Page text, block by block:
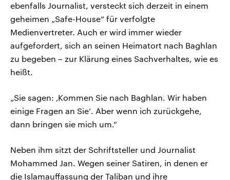
ebenfalls Journalist, versteckt sich derzeit in einem
geheimen „Safe-House“ für verfolgte
Medienvertreter. Auch er wird immer wieder
aufgefordert, sich an seinen Heimatort nach Baghlan
zu begeben – zur Klärung eines Sachverhaltes, wie es
heißt.
„Sie sagen: ‚Kommen Sie nach Baghlan. Wir haben
einige Fragen an Sie‘. Aber wenn ich zurückgehe,
dann bringen sie mich um.“
Neben ihm sitzt der Schriftsteller und Journalist
Mohammed Jan. Wegen seiner Satiren, in denen er
die Islamauffassung der Taliban und ihre